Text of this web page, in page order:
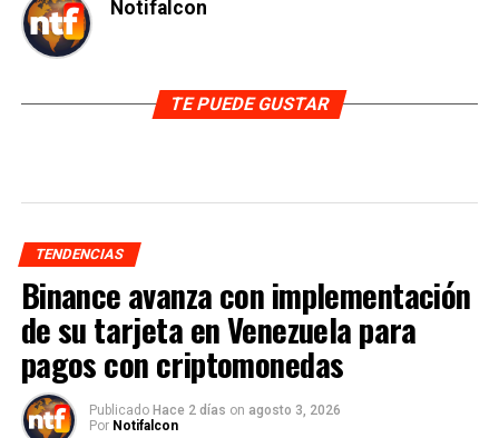
Notifalcon
TE PUEDE GUSTAR
TENDENCIAS
Binance avanza con implementación
de su tarjeta en Venezuela para
pagos con criptomonedas
Publicado Hace 2 días on agosto 3, 2026
Por Notifalcon